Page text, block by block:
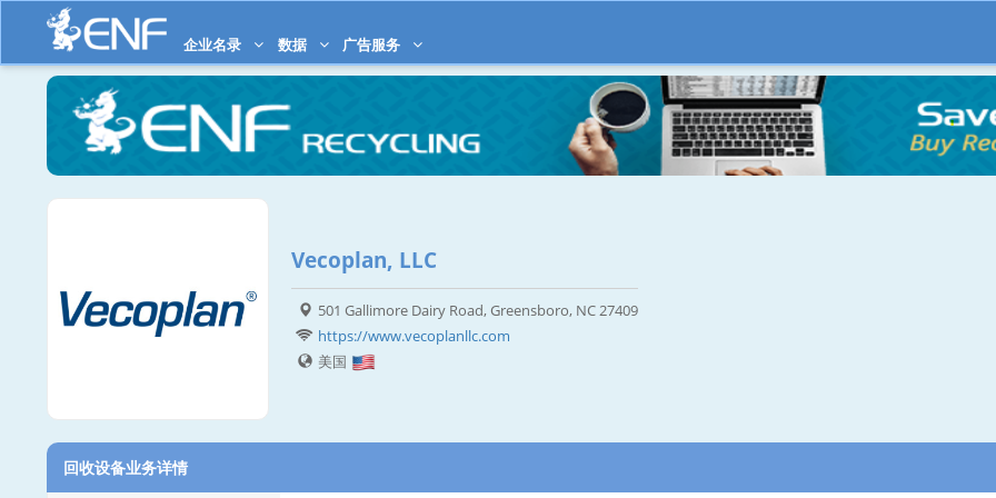
企业名录 数据 广告服务
Vecoplan, LLC
501 Gallimore Dairy Road, Greensboro, NC 27409
https://www.vecoplanllc.com
美国
回收设备业务详情